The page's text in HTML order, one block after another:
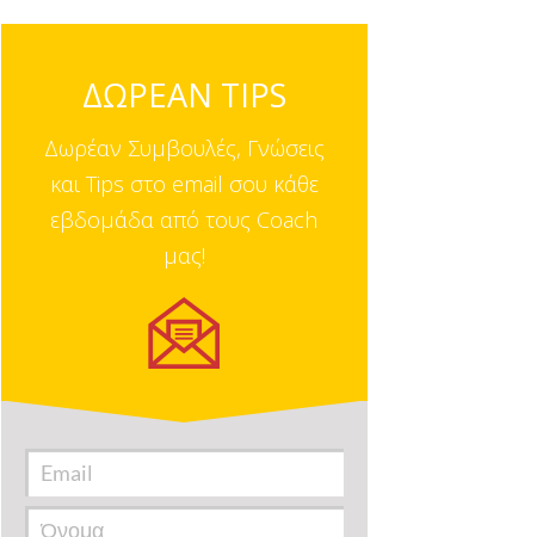
ΔΩΡΕΑΝ TIPS
Δωρέαν Συμβουλές, Γνώσεις
και Tips στο email σου κάθε
εβδομάδα από τους Coach
μας!